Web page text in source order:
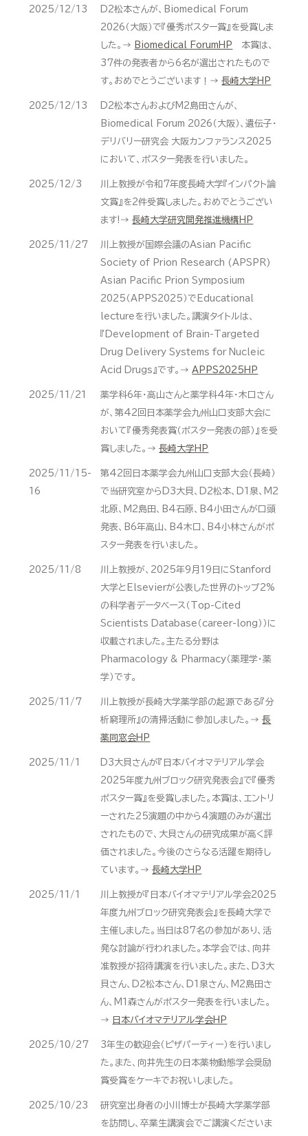
2025/12/13
D2松本さんが、Biomedical Forum
2026（大阪）で『優秀ポスター賞』を受賞しま
した。→
Biomedical ForumHP
本賞は、
37件の発表者から6名が選出されたもので
す。おめでとうございます！→長崎大学HP
2025/12/13
D2松本さんおよびM2島田さんが、
Biomedical Forum 2026（大阪）、遺伝子・
デリバリー研究会 大阪カンファランス2025
において、ポスター発表を行いました。
2025/12/3
川上教授が令和7年度長崎大学『インパクト論
文賞』を2件受賞しました。おめでとうござい
ます!→長崎大学研究開発推進機構HP
2025/11/27
川上教授が国際会議のAsian Pacific
Society of Prion Research (APSPR)
Asian Pacific Prion Symposium
2025（APPS2025）でEducational
lectureを行いました。講演タイトルは、
『Development of Brain-Targeted
Drug Delivery Systems for Nucleic
Acid Drugs』です。→APPS2025HP
2025/11/21
薬学科6年・高山さんと薬学科4年・木口さん
が、第42回日本薬学会九州山口支部大会に
おいて『優秀発表賞（ポスター発表の部）』を受
賞しました。→長崎大学HP
2025/11/15-
16
第42回日本薬学会九州山口支部大会（長崎）
で当研究室からD3大貝、D2松本、D1泉、M2
北原、M2島田、B4石原、B4小田さんが口頭
発表、B6年高山、B4木口、B4小林さんがポ
スター発表を行いました。
2025/11/8
川上教授が、2025年9月19日にStanford
大学とElsevierが公表した世界のトップ2%
の科学者データベース（Top-Cited
Scientists Database（career-long））に
収載されました。主たる分野は
Pharmacology & Pharmacy（薬理学・薬
学）です。
2025/11/7
川上教授が長崎大学薬学部の起源である『分
析窮理所』の清掃活動に参加しました。→長
薬同窓会HP
2025/11/1
D3大貝さんが『日本バイオマテリアル学会
2025年度九州ブロック研究発表会』で『優秀
ポスター賞』を受賞しました。本賞は、エントリ
ーされた25演題の中から4演題のみが選出
されたもので、大貝さんの研究成果が高く評
価されました。今後のさらなる活躍を期待し
ています。→長崎大学HP
2025/11/1
川上教授が『日本バイオマテリアル学会2025
年度九州ブロック研究発表会』を長崎大学で
主催しました。当日は87名の参加があり、活
発な討論が行われました。本学会では、向井
准教授が招待講演を行いました。また、D3大
貝さん、D2松本さん、D1泉さん、M2島田さ
ん、M1森さんがポスター発表を行いました。
→
日本バイオマテリアル学会HP
2025/10/27
3年生の歓迎会（ピザパーティー）を行いまし
た。また、向井先生の日本薬物動態学会奨励
賞受賞をケーキでお祝いしました。
2025/10/23
研究室出身者の小川博士が長崎大学薬学部
を訪問し、卒業生講演会でご講演くださいま